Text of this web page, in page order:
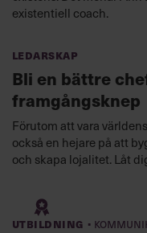
existentiell coach.
Ledarskap
Bli en bättre
framgångsknep
Förutom att vara
också en hejare på att
och skapa lojalitet. Låt
Utbildning ·